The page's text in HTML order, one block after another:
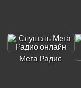
Мега Радио